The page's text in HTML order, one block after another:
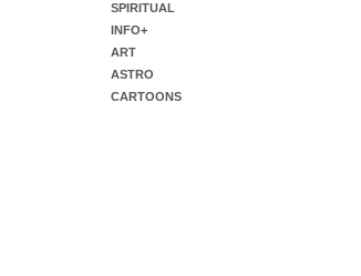
SPIRITUAL
INFO+
ART
ASTRO
CARTOONS